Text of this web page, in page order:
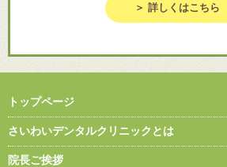
＞ 詳しくはこちら
トップページ
さいわいデンタルクリニックとは
院長ご挨拶